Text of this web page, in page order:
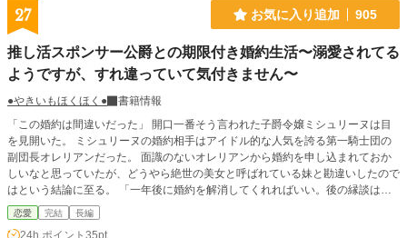
27 お気に入り追加 905
推し活スポンサー公爵との期限付き婚約生活〜溺愛されてる
ようですが、すれ違っていて気付きません〜
●やきいもほくほく●
書籍情報
「この婚約は間違いだった」 開口一番そう言われた子爵令嬢ミシュリーヌは目
を見開いた。 ミシュリーヌの婚約相手はアイドル的な人気を誇る第一騎士団の
副団長オレリアンだった。 面識のないオレリアンから婚約を申し込まれておか
しいなと思っていたが、どうやら絶世の美女と呼ばれている妹と勘違いしたので
はという結論に至る。 「一年後に婚約を解消してくれればいい。後の縁談は保
証しよう」 ミシュリーヌも推し活に忙しいため恋愛どころではないと思ってい
ると……。 「オシカツは君の好きにしてもらっていい。そのために手伝えるこ
恋愛 完結 長編
24h.ポイント 35pt